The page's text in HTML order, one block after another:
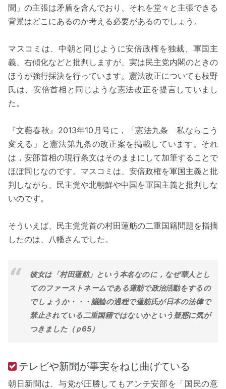
聞」の主張は矛盾を含んでおり、それを堂々と主張できる
背景はどこにあるのか考える必要があるのでしょう。
マスコミは、中朝と同じように安倍政権を独裁、軍国主
義、右傾化などと批判しますが、実は民主党内閣のときの
ほうが強行採決を行っています。憲法改正についても枝野
氏は、安倍首相と同じような憲法改正を提言していまし
た。
『文藝春秋』2013年10月号に，「憲法九条 私ならこう
変える」と憲法第九条の改正案を掲載しています。それ
は，安部首相の現行条文はそのままにして加筆することで
ほぼ同じなのです。マスコミは、安倍政権を軍国主義と批
判しながら、民主党や北朝鮮や中国を軍国主義と批判しな
いのです。
そういえば、民主党党首の村田蓮舫の二重国籍問題を指摘
したのは、八幡さんでした。
彼女は「村田蓮舫」という本名なのに，なぜ華人とし
てのファーストネームである蓮舫で政治活動をするの
でしょうか・・・議論の過程で蓮舫氏が日本の法律で
禁止されている二重国籍ではないかという疑惑に気が
つきました（ｐ65）
テレビや新聞が事実をねじ曲げている
朝日新聞は、与党が圧勝してもアンチ安部を「国民の意